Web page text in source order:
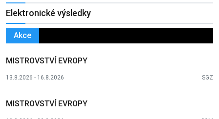
Elektronické výsledky
Akce
MISTROVSTVÍ EVROPY
13.8.2026 - 16.8.2026 SGZ
MISTROVSTVÍ EVROPY